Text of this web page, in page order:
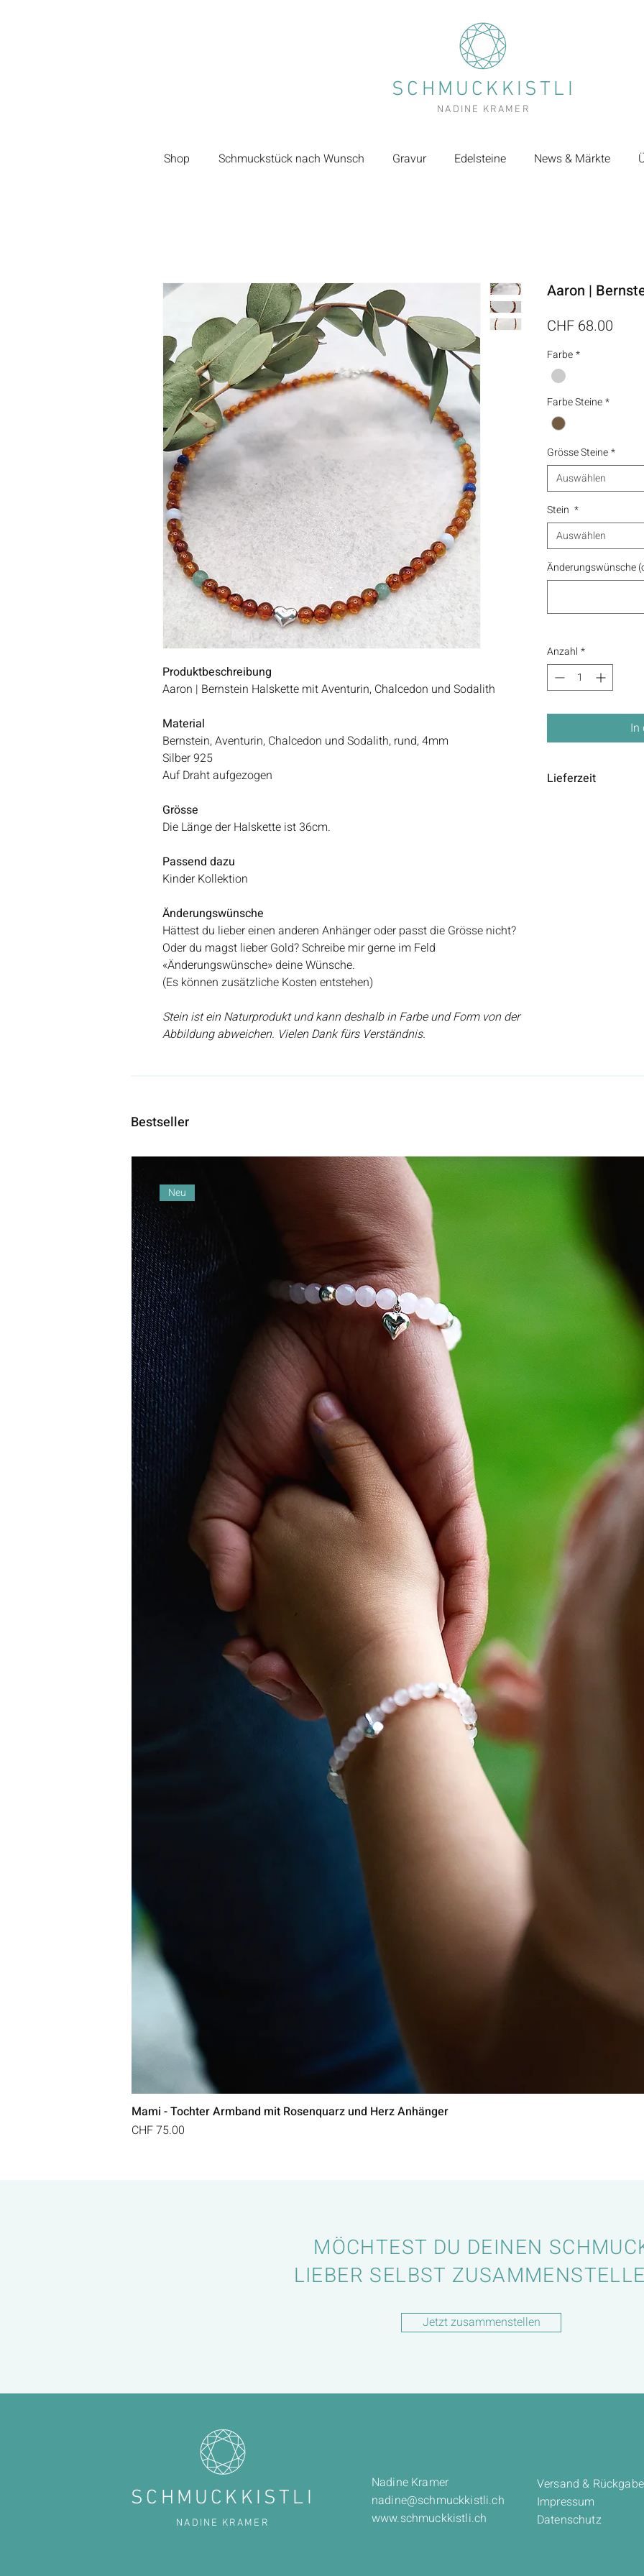
SCHMUCKKISTLI
NADINE KRAMER
Shop Schmuckstück nach Wunsch Gravur Edelsteine News & Märkte
Produktbeschreibung
Aaron | Bernstein Halskette mit Aventurin, Chalcedon und Sodalith
Material
Bernstein, Aventurin, Chalcedon und Sodalith, rund, 4mm
Silber 925
Auf Draht aufgezogen
Grösse
Die Länge der Halskette ist 36cm.
Passend dazu
Kinder Kollektion
Änderungswünsche
Hättest du lieber einen anderen Anhänger oder passt die Grösse nicht?
Oder du magst lieber Gold? Schreibe mir gerne im Feld
«Änderungswünsche» deine Wünsche.
(Es können zusätzliche Kosten entstehen)
Stein ist ein Naturprodukt und kann deshalb in Farbe und Form von der
Abbildung abweichen. Vielen Dank fürs Verständnis.
Aaron |
CHF 68.00
Farbe*
Farbe Steine*
Grösse Steine*
Auswählen
Stein *
Auswählen
Änderungswünsche
Anzahl *
In
Lieferzeit
Bestseller
Neu
Mami - Tochter Armband mit Rosenquarz und Herz Anhänger
Preis
CHF 75.00
MÖCHTEST DU DEINEN
LIEBER SELBST
Jetzt zusammenstellen
SCHMUCKKISTLI
NADINE KRAMER
Nadine Kramer
nadine@schmuckkistli.ch
www.schmuckkistli.ch
Versand & Rückgabe
Impressum
Datenschutz